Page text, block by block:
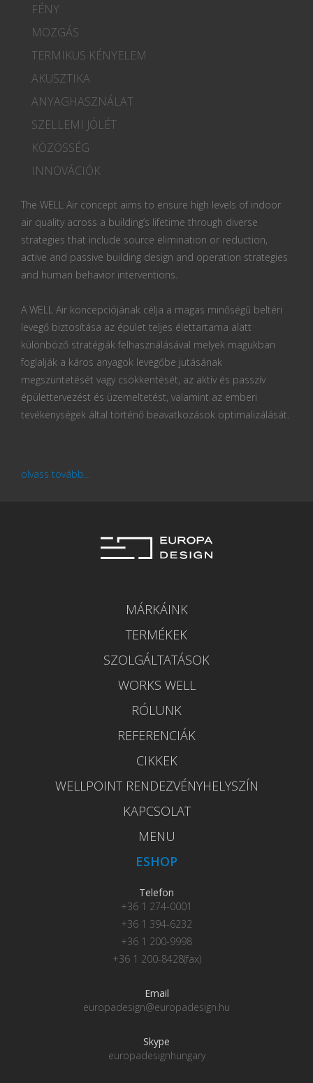
FÉNY
MOZGÁS
TERMIKUS KÉNYELEM
AKUSZTIKA
ANYAGHASZNÁLAT
SZELLEMI JÓLÉT
KÖZÖSSÉG
INNOVÁCIÓK
The WELL Air concept aims to ensure high levels of indoor
air quality across a building’s lifetime through diverse
strategies that include source elimination or reduction,
active and passive building design and operation strategies
and human behavior interventions.
A WELL Air koncepciójának célja a magas minőségű beltéri
levegő biztosítása az épület teljes élettartama alatt
különböző stratégiák felhasználásával melyek magukban
foglalják a káros anyagok levegőbe jutásának
megszüntetését vagy csökkentését, az aktív és passzív
épülettervezést és üzemeltetést, valamint az emberi
tevékenységek által történő beavatkozások optimalizálását.
olvass tovább...
MÁRKÁINK
TERMÉKEK
SZOLGÁLTATÁSOK
WORKS WELL
RÓLUNK
REFERENCIÁK
CIKKEK
WELLPOINT RENDEZVÉNYHELYSZÍN
KAPCSOLAT
MENU
ESHOP
Telefon
+36 1 274-0001
+36 1 394-6232
+36 1 200-9998
+36 1 200-8428(fax)
Email
europadesign@europadesign.hu
Skype
europadesignhungary